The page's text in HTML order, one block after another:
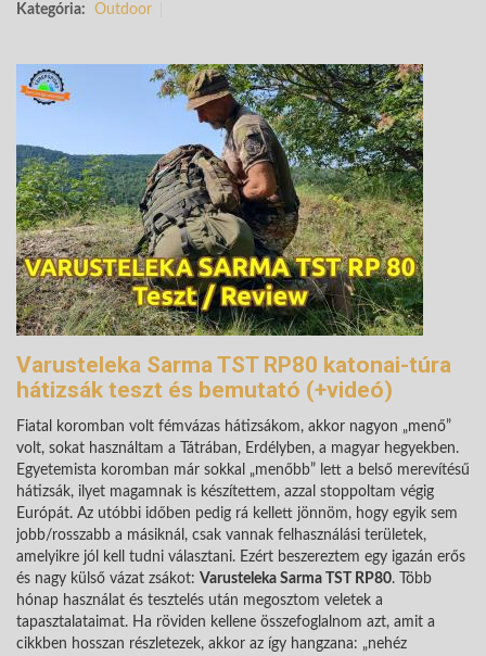
Kategória: Outdoor
Varusteleka Sarma TST RP80 katonai-túra
hátizsák teszt és bemutató (+videó)
Fiatal koromban volt fémvázas hátizsákom, akkor nagyon „menő”
volt, sokat használtam a Tátrában, Erdélyben, a magyar hegyekben.
Egyetemista koromban már sokkal „menőbb” lett a belső merevítésű
hátizsák, ilyet magamnak is készítettem, azzal stoppoltam végig
Európát. Az utóbbi időben pedig rá kellett jönnöm, hogy egyik sem
jobb/rosszabb a másiknál, csak vannak felhasználási területek,
amelyikre jól kell tudni választani. Ezért beszereztem egy igazán erős
és nagy külső vázat zsákot: Varusteleka Sarma TST RP80. Több
hónap használat és tesztelés után megosztom veletek a
tapasztalataimat. Ha röviden kellene összefoglalnom azt, amit a
cikkben hosszan részletezek, akkor az így hangzana: „nehéz